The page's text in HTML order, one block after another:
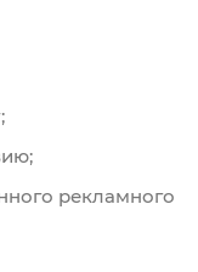
рекламного